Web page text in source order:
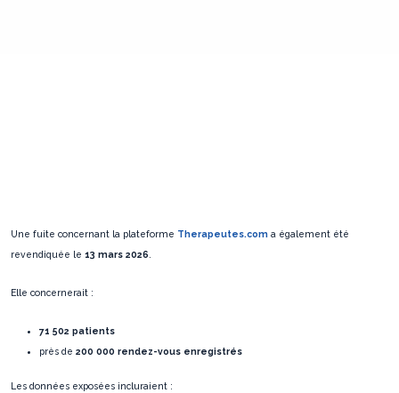
Une fuite concernant la plateforme Therapeutes.com a également été
revendiquée le 13 mars 2026
Elle concernerait :
71 502 patients
près de 200 000 rendez-vous enregistrés
Les données exposées incluraient :